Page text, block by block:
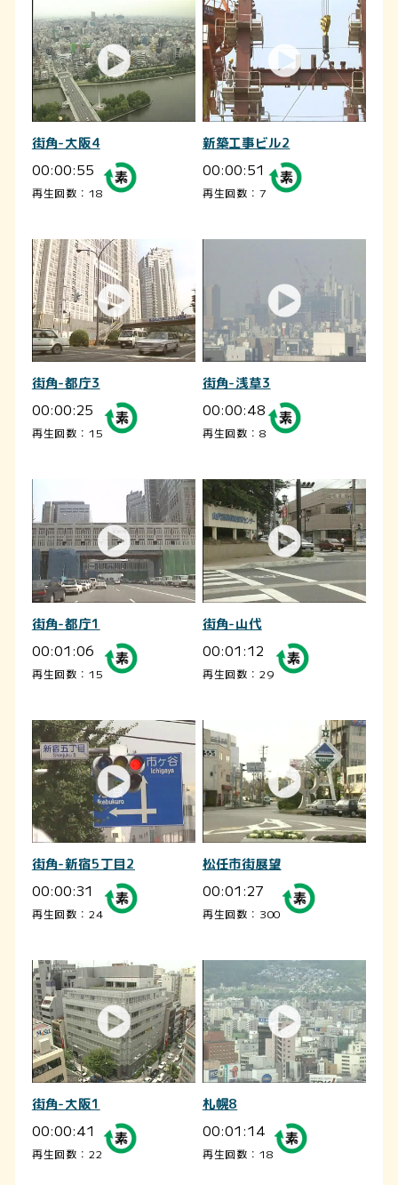
街角-大阪4
00:00:55
再生回数：18
新築工事ビル2
00:00:51
再生回数：7
街角-都庁3
00:00:25
再生回数：15
街角-浅草3
00:00:48
再生回数：8
街角-都庁1
00:01:06
再生回数：15
街角-山代
00:01:12
再生回数：29
街角-新宿5丁目2
00:00:31
再生回数：24
松任市街展望
00:01:27
再生回数：300
街角-大阪1
00:00:41
再生回数：22
札幌8
00:01:14
再生回数：18